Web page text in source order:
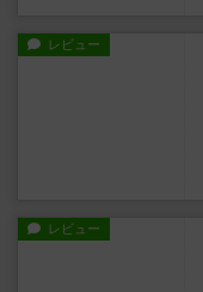
レビュー
レビュー